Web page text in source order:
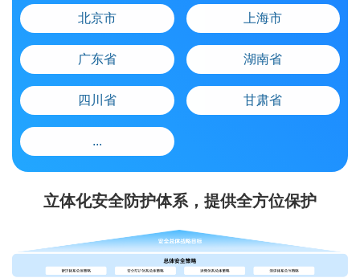
北京市 上海市
广东省 湖南省
四川省 甘肃省
...
立体化安全防护体系，提供全方位保护